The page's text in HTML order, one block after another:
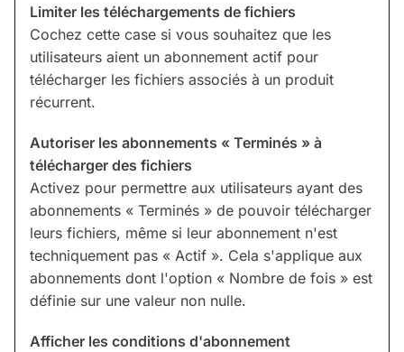
Limiter les téléchargements de fichiers
Cochez cette case si vous souhaitez que les
utilisateurs aient un abonnement actif pour
télécharger les fichiers associés à un produit
récurrent.
Autoriser les abonnements « Terminés » à
télécharger des fichiers
Activez pour permettre aux utilisateurs ayant des
abonnements « Terminés » de pouvoir télécharger
leurs fichiers, même si leur abonnement n'est
techniquement pas « Actif ». Cela s'applique aux
abonnements dont l'option « Nombre de fois » est
définie sur une valeur non nulle.
Afficher les conditions d'abonnement